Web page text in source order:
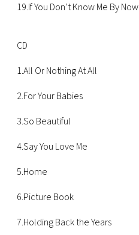
19.If You Don’t Know Me By Now
CD
1.All Or Nothing At All
2.For Your Babies
3.So Beautiful
4.Say You Love Me
5.Home
6.Picture Book
7.Holding Back the Years